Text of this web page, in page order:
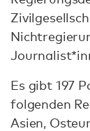
Es gibt 197
folgenden
Asien,